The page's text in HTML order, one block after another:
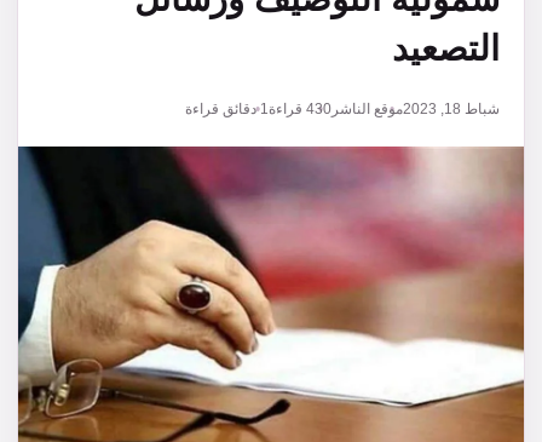
التصعيد
شباط 18, 2023 موقع الناشر 430 قراءة1 دقائق قراءة